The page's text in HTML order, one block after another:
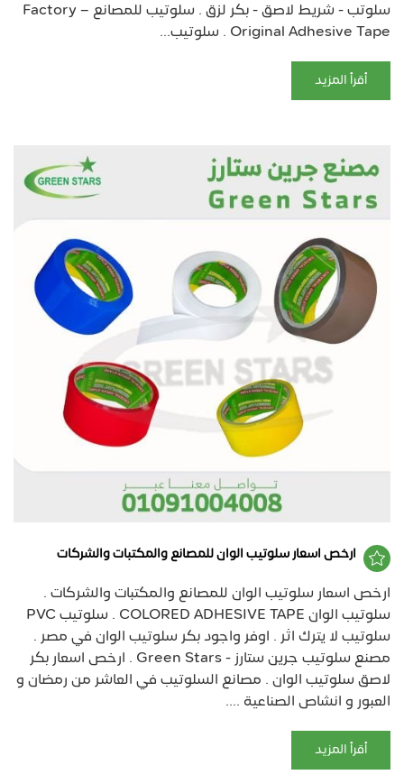
سلوتب - شريط لاصق - بكر لزق . سلوتيب للمصانع – Factory
Original Adhesive Tape . سلوتيب...
أقرأ المزيد
ارخص اسعار سلوتيب الوان للمصانع والمكتبات والشركات
ارخص اسعار سلوتيب الوان للمصانع والمكتبات والشركات .
سلوتيب الوان COLORED ADHESIVE TAPE . سلوتيب PVC
سلوتيب لا يترك اثر . اوفر واجود بكر سلوتيب الوان في مصر .
مصنع سلوتيب جرين ستارز - Green Stars . ارخص اسعار بكر
لاصق سلوتيب الوان . مصانع السلوتيب في العاشر من رمضان و
العبور و انشاص الصناعية ....
أقرأ المزيد